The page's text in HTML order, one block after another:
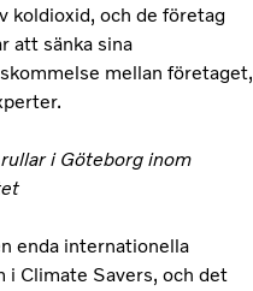
koldioxid, och de företag
att sänka sina
mellan företaget,
i Göteborg inom
enda internationella
i Climate Savers, och det